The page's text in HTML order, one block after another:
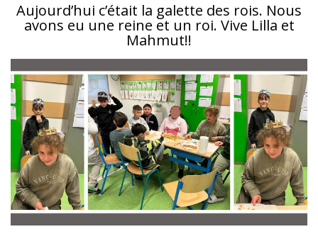
Aujourd’hui c’était la galette des rois. Nous
avons eu une reine et un roi. Vive Lilla et
Mahmut!!